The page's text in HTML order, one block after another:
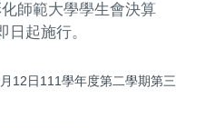
師範大學學生會決算
日起施行。
12日111學年度第二學期第三